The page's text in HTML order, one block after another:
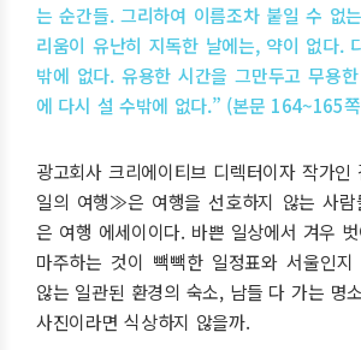
는 순간들. 그리하여 이름조차 붙일 수 없
리움이 유난히 지독한 날에는, 약이 없다.
밖에 없다. 유용한 시간을 그만두고 무용
에 다시 설 수밖에 없다.” (본문 164~165
광고회사 크리에이티브 디렉터이자 작가
일의 여행≫은 여행을 선호하지 않는 사람
은 여행 에세이이다. 바쁜 일상에서 겨우
마주하는 것이 빽빽한 일정표와 서울인지
않는 일관된 환경의 숙소, 남들 다 가는 명
사진이라면 식상하지 않을까.